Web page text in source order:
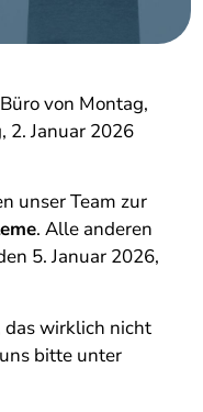
von Montag,
2. Januar 2026
unser Team zur
. Alle anderen
5. Januar 2026,
das wirklich nicht
bitte unter